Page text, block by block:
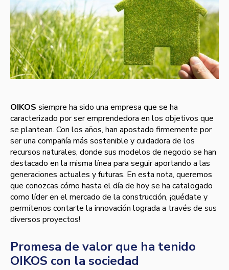
OIKOS siempre ha sido una empresa que se ha
caracterizado por ser emprendedora en los objetivos que
se plantean. Con los años, han apostado firmemente por
ser una compañía más sostenible y cuidadora de los
recursos naturales, donde sus modelos de negocio se han
destacado en la misma línea para seguir aportando a las
generaciones actuales y futuras. En esta nota, queremos
que conozcas cómo hasta el día de hoy se ha catalogado
como líder en el mercado de la construcción, ¡quédate y
permítenos contarte la innovación lograda a través de sus
diversos proyectos!
Promesa de valor que ha tenido
OIKOS con la sociedad